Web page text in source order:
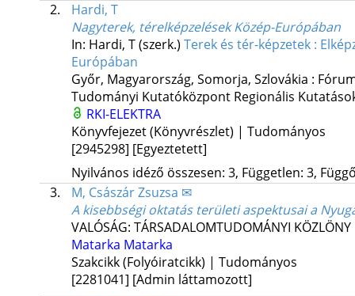
2.
Hardi, T
Nagyterek, térelképzelések Közép-Európában
In: Hardi, T (szerk.) Terek és tér-képzetek :
Európában
Győr, Magyarország, Somorja, Szlovákia :
Tudományi Kutatóközpont Regionális
RKI-ELEKTRA
Könyvfejezet (Könyvrészlet) | Tudományos
[2945298] [Egyeztetett]
Nyilvános idéző összesen: 3, Független: 3,
3.
M, Császár Zsuzsa ✉
A kisebbségi oktatás területi aspektusai a
VALÓSÁG: TÁRSADALOMTUDOMÁNYI KÖZLÖNY
Matarka Matarka
Szakcikk (Folyóiratcikk) | Tudományos
[2281041] [Admin láttamozott]